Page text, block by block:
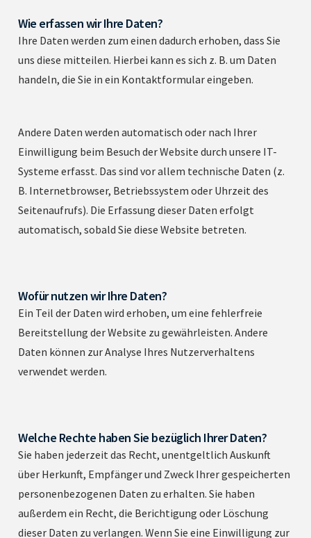
Wie erfassen wir Ihre Daten?
Ihre Daten werden zum einen dadurch erhoben, dass Sie
uns diese mitteilen. Hierbei kann es sich z. B. um Daten
handeln, die Sie in ein Kontaktformular eingeben.
Andere Daten werden automatisch oder nach Ihrer
Einwilligung beim Besuch der Website durch unsere IT-
Systeme erfasst. Das sind vor allem technische Daten (z.
B. Internetbrowser, Betriebssystem oder Uhrzeit des
Seitenaufrufs). Die Erfassung dieser Daten erfolgt
automatisch, sobald Sie diese Website betreten.
Wofür nutzen wir Ihre Daten?
Ein Teil der Daten wird erhoben, um eine fehlerfreie
Bereitstellung der Website zu gewährleisten. Andere
Daten können zur Analyse Ihres Nutzerverhaltens
verwendet werden.
Welche Rechte haben Sie bezüglich Ihrer Daten?
Sie haben jederzeit das Recht, unentgeltlich Auskunft
über Herkunft, Empfänger und Zweck Ihrer gespeicherten
personenbezogenen Daten zu erhalten. Sie haben
außerdem ein Recht, die Berichtigung oder Löschung
dieser Daten zu verlangen. Wenn Sie eine Einwilligung zur